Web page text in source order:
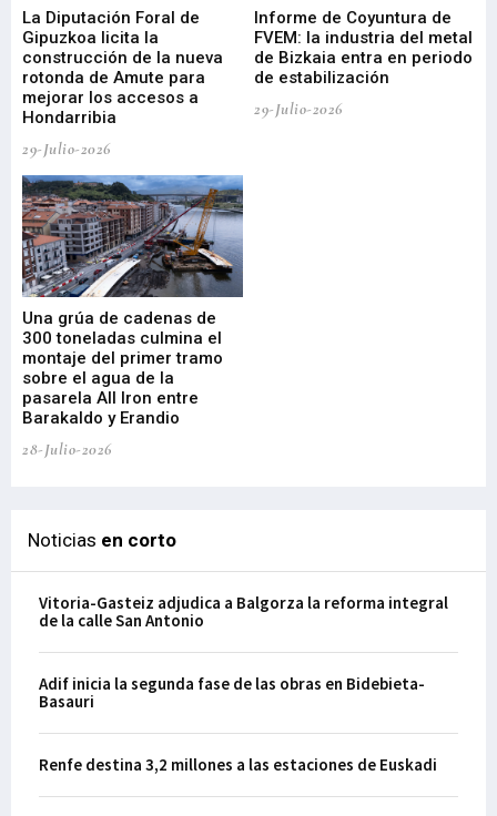
La Diputación Foral de
Gipuzkoa licita la
construcción de la nueva
rotonda de Amute para
mejorar los accesos a
Hondarribia
29-Julio-2026
Informe de Coyuntura de
FVEM: la industria del metal
de Bizkaia entra en periodo
de estabilización
29-Julio-2026
Una grúa de cadenas de
300 toneladas culmina el
montaje del primer tramo
sobre el agua de la
pasarela All Iron entre
Barakaldo y Erandio
28-Julio-2026
Noticias en corto
Vitoria-Gasteiz adjudica a Balgorza la reforma integral
de la calle San Antonio
Adif inicia la segunda fase de las obras en Bidebieta-
Basauri
Renfe destina 3,2 millones a las estaciones de Euskadi